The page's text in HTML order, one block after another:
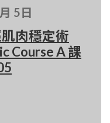
5日
肉穩定術
Course A 課